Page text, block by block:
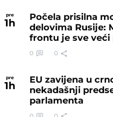
pre
1h
Počela prisilna
delovima Rusije:
frontu je sve veći
0 0
pre
1h
EU zavijena u
nekadašnji
parlamenta